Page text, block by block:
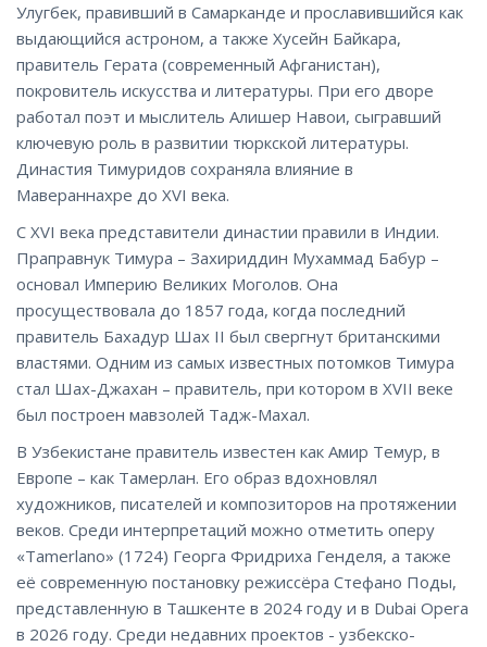
Улугбек, правивший в Самарканде и прославившийся как
выдающийся астроном, а также Хусейн Байкара,
правитель Герата (современный Афганистан),
покровитель искусства и литературы. При его дворе
работал поэт и мыслитель Алишер Навои, сыгравший
ключевую роль в развитии тюркской литературы.
Династия Тимуридов сохраняла влияние в
Мавераннахре до XVI века.
С XVI века представители династии правили в Индии.
Праправнук Тимура – Захириддин Мухаммад Бабур –
основал Империю Великих Моголов. Она
просуществовала до 1857 года, когда последний
правитель Бахадур Шах II был свергнут британскими
властями. Одним из самых известных потомков Тимура
стал Шах-Джахан – правитель, при котором в XVII веке
был построен мавзолей Тадж-Махал.
В Узбекистане правитель известен как Амир Темур, в
Европе – как Тамерлан. Его образ вдохновлял
художников, писателей и композиторов на протяжении
веков. Среди интерпретаций можно отметить оперу
«Tamerlano» (1724) Георга Фридриха Генделя, а также
её современную постановку режиссёра Стефано Поды,
представленную в Ташкенте в 2024 году и в Dubai Opera
в 2026 году. Среди недавних проектов - узбекско-